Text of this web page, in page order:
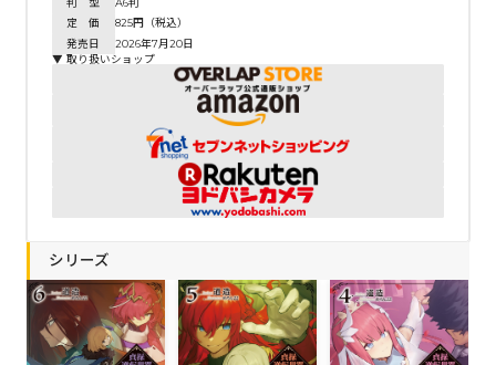
判 型
A6判
定 価
825円（税込）
発売日
2026年7月20日
▼ 取り扱いショップ
シリーズ